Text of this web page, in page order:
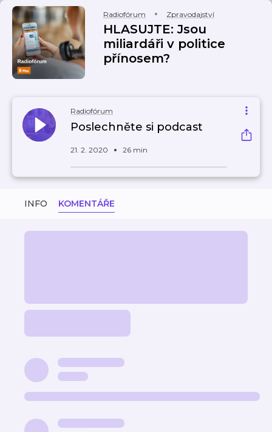
Radiofórum Zpravodajství
HLASUJTE: Jsou
miliardáři v politice
přínosem?
Radiofórum
Poslechněte si podcast
21. 2. 2020 26 min
INFO KOMENTÁŘE